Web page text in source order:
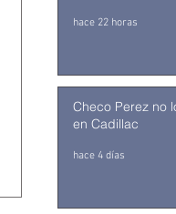
hace 22 horas
Checo Perez no
en Cadillac
hace 4 días